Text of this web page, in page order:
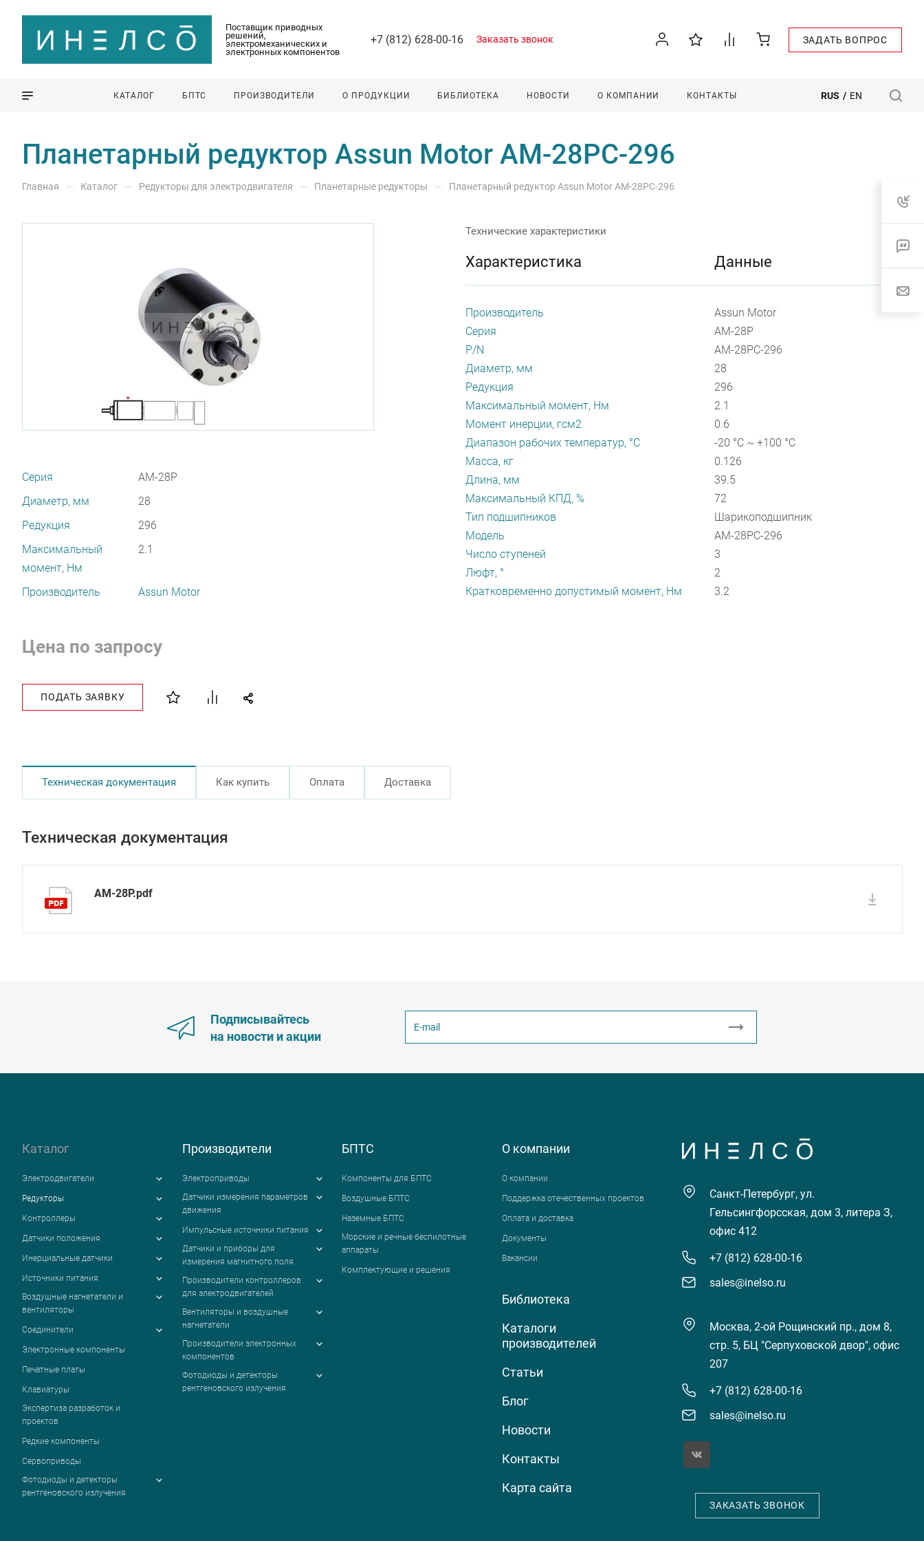
Поставщик приводных
решений,
электромеханических и
электронных компонентов
+7 (812) 628-00-16 Заказать звонок ЗАДАТЬ ВОПРОС
КАТАЛОГ БПТС ПРОИЗВОДИТЕЛИ О ПРОДУКЦИИ БИБЛИОТЕКА НОВОСТИ О КОМПАНИИ КОНТАКТЫ RUS / EN
Планетарный редуктор Assun Motor AM-28PC-296
Главная — Каталог — Редукторы для электродвигателя — Планетарные редукторы — Планетарный редуктор Assun Motor AM-28PC-296
Серия
AM-28P
Диаметр, мм
28
Редукция
296
Максимальный
момент, Нм
2.1
Производитель Assun Motor
Цена по запросу
ПОДАТЬ ЗАЯВКУ
Технические характеристики
Характеристика Данные
Производитель
Assun Motor
Серия
AM-28P
P/N
AM-28PC-296
Диаметр, мм
28
Редукция
296
Максимальный момент, Нм
2.1
Момент инерции, гсм2
0.6
Диапазон рабочих температур, °С
-20 °C ~ +100 °C
Масса, кг
0.126
Длина, мм
39.5
Максимальный КПД, %
72
Тип подшипников
Шарикоподшипник
Модель
AM-28PC-296
Число ступеней
3
Люфт, °
2
Кратковременно допустимый момент, Нм
3.2
Техническая документация Как купить Оплата Доставка
Техническая документация
AM-28P.pdf
Подписывайтесь
на новости и акции
Каталог
Электродвигатели
Редукторы
Контроллеры
Датчики положения
Инерциальные датчики
Источники питания
Воздушные нагнетатели и
вентиляторы
Соединители
Электронные компоненты
Печатные платы
Клавиатуры
Экспертиза разработок и
проектов
Редкие компоненты
Сервоприводы
Фотодиоды и детекторы
рентгеновского излучения
Производители
Электроприводы
Датчики измерения параметров
движения
Импульсные источники питания
Датчики и приборы для
измерения магнитного поля
Производители контроллеров
для электродвигателей
Вентиляторы и воздушные
нагнетатели
Производители электронных
компонентов
Фотодиоды и детекторы
рентгеновского излучения
БПТС
Компоненты для БПТС
Воздушные БПТС
Наземные БПТС
Морские и речные беспилотные
аппараты
Комплектующие и решения
О компании
О компании
Поддержка отечественных проектов
Оплата и доставка
Документы
Вакансии
Библиотека
Каталоги
производителей
Статьи
Блог
Новости
Контакты
Карта сайта
Санкт-Петербург, ул.
Гельсингфорсская, дом 3, литера З,
офис 412
+7 (812) 628-00-16
sales@inelso.ru
Москва, 2-ой Рощинский пр., дом 8,
стр. 5, БЦ "Серпуховской двор", офис
207
+7 (812) 628-00-16
sales@inelso.ru
ЗАКАЗАТЬ ЗВОНОК